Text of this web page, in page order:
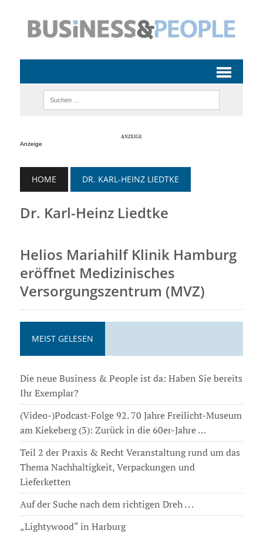
Anzeige
HOME DR. KARL-HEINZ LIEDTKE
Dr. Karl-Heinz Liedtke
Helios Mariahilf Klinik Hamburg
eröffnet Medizinisches
Versorgungszentrum (MVZ)
MEIST GELESEN
Die neue Business & People ist da: Haben Sie bereits
Ihr Exemplar?
(Video-)Podcast-Folge 92. 70 Jahre Freilicht-Museum
am Kiekeberg (3): Zurück in die 60er-Jahre …
Teil 2 der Praxis & Recht Veranstaltung rund um das
Thema Nachhaltigkeit, Verpackungen und
Lieferketten
Auf der Suche nach dem richtigen Dreh . . .
„Lightywood“ in Harburg